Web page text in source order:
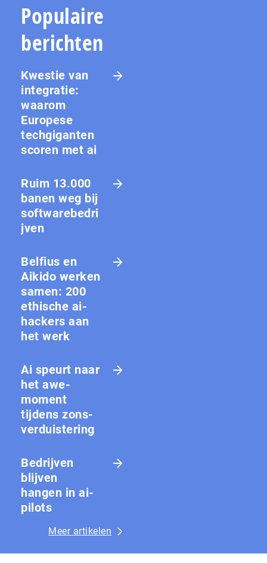
Populaire
berichten
Kwestie van
integratie:
waarom
Europese
techgiganten
scoren met ai
Ruim 13.000
banen weg bij
softwarebedri
jven
Belfius en
Aikido werken
samen: 200
ethische ai-
hackers aan
het werk
Ai speurt naar
het awe-
moment
tijdens zons­
ver­duis­te­ring
Bedrijven
blijven
hangen in ai-
pilots
Meer artikelen